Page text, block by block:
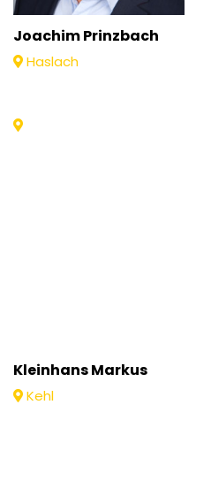
Joachim Prinzbach
Haslach
Kleinhans Markus
Kehl